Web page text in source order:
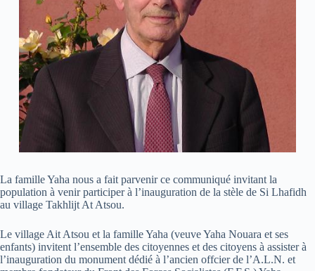
La famille Yaha nous a fait parvenir ce communiqué invitant la
population à venir participer à l’inauguration de la stèle de Si Lhafidh
au village Takhlijt At Atsou.
Le village Ait Atsou et la famille Yaha (veuve Yaha Nouara et ses
enfants) invitent l’ensemble des citoyennes et des citoyens à assister à
l’inauguration du monument dédié à l’ancien offcier de l’A.L.N. et